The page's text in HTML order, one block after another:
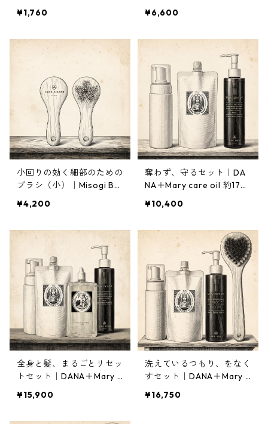
¥1,760
¥6,600
小回りの効く細部のための
ブラシ（小）｜Misogi Bru
¥4,200
奪わず、守るセット｜DA
NA＋Mary care oil 約17％
¥10,400
全身と髪、まるごとリセッ
トセット｜DANA＋Mary c
７％OFF 3,240円お得
¥15,900
洗えているつもり、をなく
すセット｜DANA＋Mary c
＋空ポンプ 約17%OFF 3,3
¥16,750